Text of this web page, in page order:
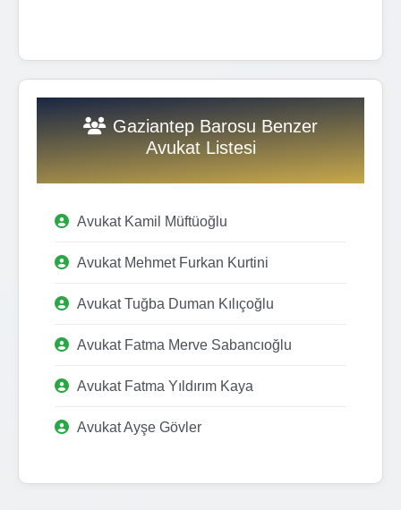
Gaziantep Barosu Benzer
Avukat Listesi
Avukat Kamil Müftüoğlu
Avukat Mehmet Furkan Kurtini
Avukat Tuğba Duman Kılıçoğlu
Avukat Fatma Merve Sabancıoğlu
Avukat Fatma Yıldırım Kaya
Avukat Ayşe Gövler